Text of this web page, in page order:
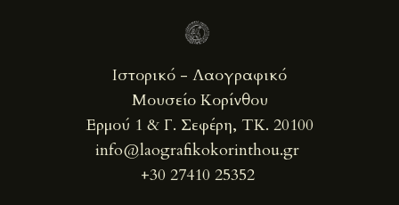
Ιστορικό - Λαογραφικό
Μουσείο Κορίνθου
Ερμού 1 & Γ. Σεφέρη, ΤΚ. 20100
info@laografikokorinthou.gr
+30 27410 25352